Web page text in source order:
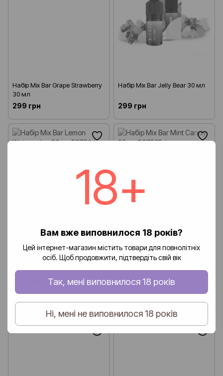
18+
Вам вже виповнилося 18 років?
Цей інтернет-магазин містить товари для повнолітніх
осіб. Щоб продовжити, підтвердіть свій вік
Так, мені виповнилося 18 років
Ні, мені не виповнилося 18 років
Набір Mix Bar Grape Strawberry
30 мл
299 грн
Набір Mix Bar Jelly Bear 30 мл
299 грн
Набір Mix Bar Lemon
Watermelon 30 мл
Набір Mix Bar Mint Candy 30
мл
299 грн